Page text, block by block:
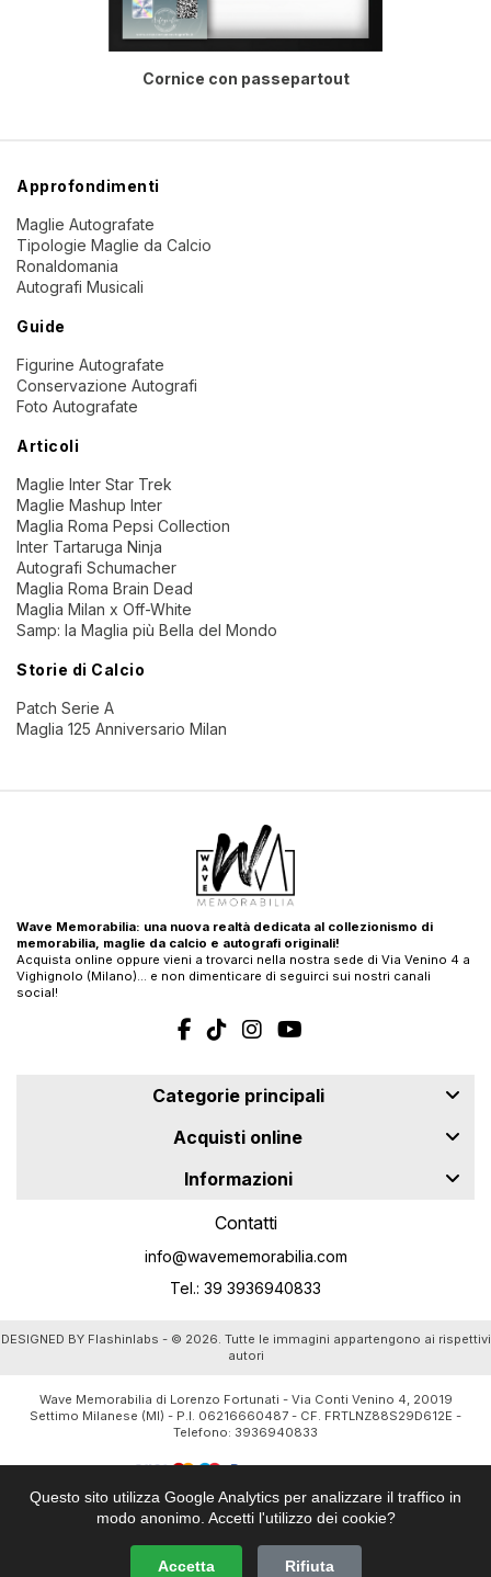
Questo sito utilizza Google Analytics per analizzare il traffico in
modo anonimo. Accetti l'utilizzo dei cookie?
Accetta Rifiuta
Cornice con passepartout
Approfondimenti
Maglie Autografate
Tipologie Maglie da Calcio
Ronaldomania
Autografi Musicali
Guide
Figurine Autografate
Conservazione Autografi
Foto Autografate
Articoli
Maglie Inter Star Trek
Maglie Mashup Inter
Maglia Roma Pepsi Collection
Inter Tartaruga Ninja
Autografi Schumacher
Maglia Roma Brain Dead
Maglia Milan x Off-White
Samp: la Maglia più Bella del Mondo
Storie di Calcio
Patch Serie A
Maglia 125 Anniversario Milan
Wave Memorabilia: una nuova realtà dedicata al collezionismo di
memorabilia, maglie da calcio e autografi originali!
Acquista online oppure vieni a trovarci nella nostra sede di Via Venino 4 a
Vighignolo (Milano)… e non dimenticare di seguirci sui nostri canali
social!
Categorie principali
Acquisti online
Informazioni
Contatti
info@wavememorabilia.com
Tel.: 39 3936940833
DESIGNED BY Flashinlabs - © 2026. Tutte le immagini appartengono ai rispettivi
autori
Wave Memorabilia di Lorenzo Fortunati - Via Conti Venino 4, 20019
Settimo Milanese (MI) - P.I. 06216660487 - CF. FRTLNZ88S29D612E -
Telefono: 3936940833